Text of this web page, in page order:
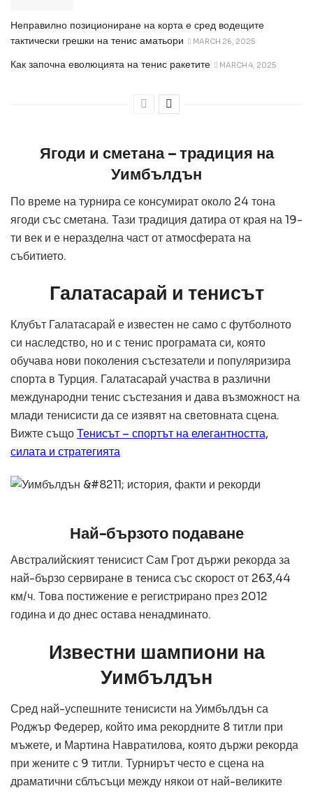
Неправилно позициониране на корта е сред водещите
тактически грешки на тенис аматьори
MARCH 26, 2025
Как започна еволюцията на тенис ракетите MARCH 4, 2025
Ягоди и сметана – традиция на
Уимбълдън
По време на турнира се консумират около 24 тона
ягоди със сметана. Тази традиция датира от края на 19-
ти век и е неразделна част от атмосферата на
събитието.
Галатасарай и тенисът
Клубът Галатасарай е известен не само с футболното
си наследство, но и с тенис програмата си, която
обучава нови поколения състезатели и популяризира
спорта в Турция. Галатасарай участва в различни
международни тенис състезания и дава възможност на
млади тенисисти да се изявят на световната сцена.
Вижте същоТенисът – спортът на елегантността,
силата и стратегията
Най-бързото подаване
Австралийският тенисист Сам Грот държи рекорда за
най-бързо сервиране в тениса със скорост от 263,44
км/ч. Това постижение е регистрирано през 2012
година и до днес остава ненадминато.
Известни шампиони на
Уимбълдън
Сред най-успешните тенисисти на Уимбълдън са
Роджър Федерер, който има рекордните 8 титли при
мъжете, и Мартина Навратилова, която държи рекорда
при жените с 9 титли. Турнирът често е сцена на
драматични сблъсъци между някои от най-великите